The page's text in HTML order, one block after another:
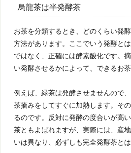
烏龍茶は半発酵茶
お茶を分類するとき、どのくらい発
方法があります。ここでいう発酵と
ではなく、正確には酵素酸化です。
い発酵させるかによって、できるお
例えば、緑茶は発酵させませんので
茶摘みをしてすぐに加熱します。そ
るのです。反対に発酵の度合いが高
茶ともよばれますが、実際には、産
いは異なり、必ずしも完全発酵茶とは